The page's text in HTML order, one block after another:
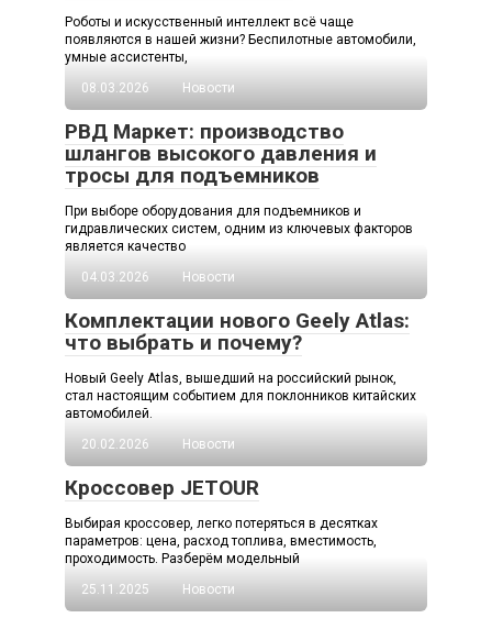
Роботы и искусственный интеллект всё чаще
появляются в нашей жизни? Беспилотные автомобили,
умные ассистенты,
08.03.2026
Новости
РВД Маркет: производство
шлангов высокого давления и
тросы для подъемников
При выборе оборудования для подъемников и
гидравлических систем, одним из ключевых факторов
является качество
04.03.2026
Новости
Комплектации нового Geely Atlas:
что выбрать и почему?
Новый Geely Atlas, вышедший на российский рынок,
стал настоящим событием для поклонников китайских
автомобилей.
20.02.2026
Новости
Кроссовер JETOUR
Выбирая кроссовер, легко потеряться в десятках
параметров: цена, расход топлива, вместимость,
проходимость. Разберём модельный
25.11.2025
Новости